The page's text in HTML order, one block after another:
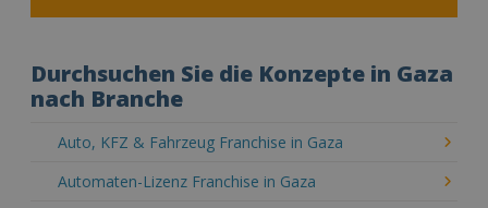
Durchsuchen Sie die Konzepte in Gaza
nach Branche
Auto, KFZ & Fahrzeug Franchise in Gaza
Automaten-Lizenz Franchise in Gaza